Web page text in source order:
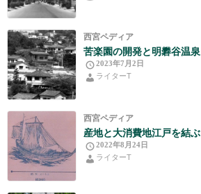
西宮ペディア
苦楽園の開発と明礬谷温泉
2023年7月2日
ライターT
西宮ペディア
産地と大消費地江戸を結ぶ
2022年8月24日
ライターT